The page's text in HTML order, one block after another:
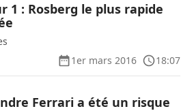
1 : Rosberg le plus rapide
1er mars 2016
18:07
Ferrari a été un risque